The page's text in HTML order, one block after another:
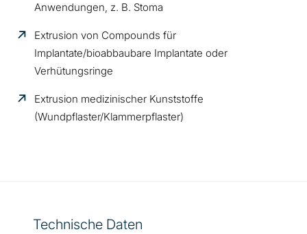
Anwendungen, z. B. Stoma
Extrusion von Compounds für
Implantate/bioabbaubare Implantate oder
Verhütungsringe
Extrusion medizinischer Kunststoffe
(Wundpflaster/Klammerpflaster)
Technische Daten